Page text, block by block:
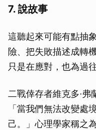
7. 說故事
這聽起來可能有點抽
險、把失敗描述成轉
只是在應對，也為過
二戰倖存者維克多·
「當我們無法改變處
己。」心理學家稱之